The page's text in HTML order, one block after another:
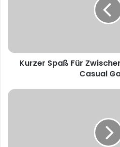
Kurzer Spaß Für
Casual